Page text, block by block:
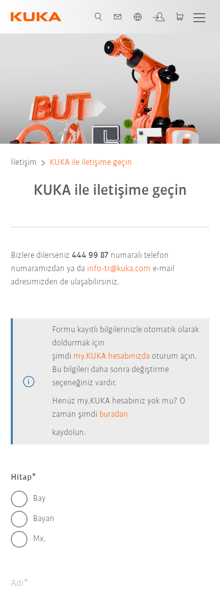
İletişim KUKA ile iletişime geçin
KUKA ile iletişime geçin
Bizlere dilerseniz 444 99 87 numaralı telefon
numaramızdan ya da info-tr@kuka.com e-mail
adresimizden de ulaşabilirsiniz.
Formu kayıtlı bilgilerinizle otomatik olarak
doldurmak için
şimdi my.KUKA hesabınızda oturum açın.
Bu bilgileri daha sonra değiştirme
seçeneğiniz vardır.
Henüz my.KUKA hesabınız yok mu? O
zaman şimdi buradan
kaydolun.
Hitap
Bay
Bayan
Mx.
Adı